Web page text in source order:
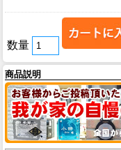
数量
商品説明